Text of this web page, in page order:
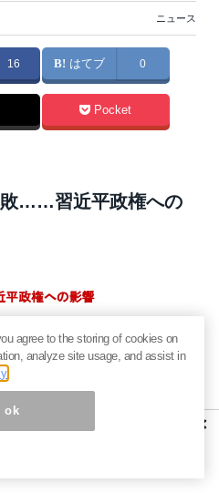
ニュース
16 はてブ 0
Pocket
敗……習近平政権への
×
agree to the storing of cookies on
analyze site usage, and assist in
ok